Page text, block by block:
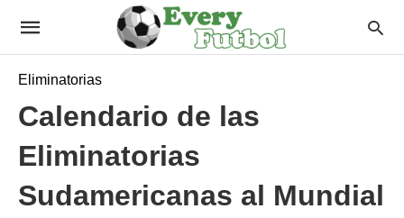
Eliminatorias
Calendario de las
Eliminatorias
Sudamericanas al Mundial